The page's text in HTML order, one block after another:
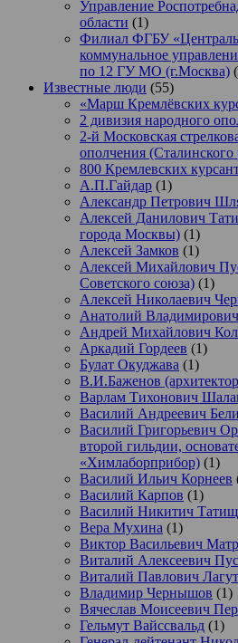
Управление
области (1)
Филиал ФГБУ
коммунальное
по 12 ГУ МО (г.Москва)
Известные люди (55)
«Марш Кремлёвских
2 дивизия народного
2-й Московская
ополчения (Сталинского
800 Кремлевских
А.П.Гайдар (1)
Александр Петрович
Алексей Данилович
города Москвы) (1)
Алексей Замков (1)
Алексей Михайлович
Советского союза) (1)
Алексей Николаевич
Анатолий Владимирович
Андрей Михайлович
Аркадий Гордеев (1)
Булат Окуджава (1)
В.И.Баженов
Варлам Тихонович
Василий Андреевич
Василий Григорьевич
второй гильдии,
«Химлаборприбор) (1)
Василий Ильич Корнеев
Василий Карпов (1)
Василий Никитич
Вера Мухина (1)
Виктор Васильевич
Виталий Алексеевич
Виталий Павлович
Владимир Чернышов (1)
Вячеслав Моисеевич
Гельмут Вайссвальд (1)